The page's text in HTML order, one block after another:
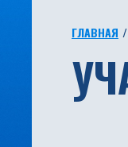
ГЛАВНАЯ